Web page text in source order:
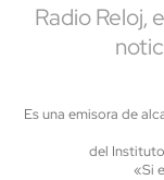
Radio Reloj,
Es una emisora de
del
«Si